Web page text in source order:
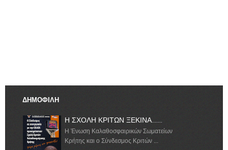
ΔΗΜΟΦΙΛΗ
Η ΣΧΟΛΗ ΚΡΙΤΩΝ ΞΕΚΙΝΑ.......
Η Ένωση Καλαθοσφαιρικών Σωματείων
Κρήτης και ο Σύνδεσμος Κριτών ...